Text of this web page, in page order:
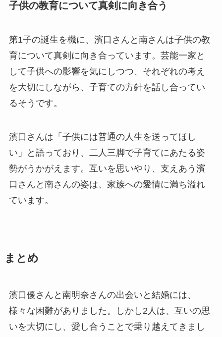
子供の教育について真剣に向き合う
第1子の誕生を機に、濱口さんと南さんは子供の教
育について真剣に向き合っています。芸能一家と
して子供への影響を気にしつつ、それぞれの考え
を大切にしながら、子育ての方針を話し合ってい
るそうです。
濱口さんは「子供には普通の人生を送ってほし
い」と語っており、二人三脚で子育てにあたる姿
勢がうかがえます。互いを思いやり、支えあう濱
口さんと南さんの姿は、家族への愛情に満ち溢れ
ています。
まとめ
濱口優さんと南明奈さんの出会いと結婚には、
様々な困難がありました。しかし2人は、互いの思
いを大切にし、愛し合うことで乗り越えてきまし